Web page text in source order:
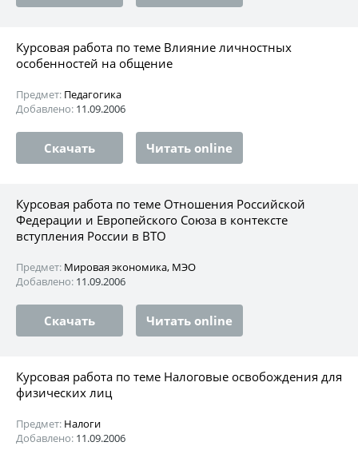
Курсовая работа по теме Влияние личностных
особенностей на общение
Предмет: Педагогика
Добавлено: 11.09.2006
Скачать Читать online
Курсовая работа по теме Отношения Российской
Федерации и Европейского Союза в контексте
вступления России в ВТО
Предмет: Мировая экономика, МЭО
Добавлено: 11.09.2006
Скачать Читать online
Курсовая работа по теме Налоговые освобождения для
физических лиц
Предмет: Налоги
Добавлено: 11.09.2006